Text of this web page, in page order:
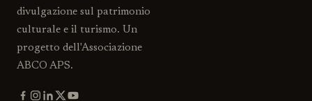
divulgazione sul patrimonio
culturale e il turismo. Un
progetto dell'Associazione
ABCO APS.